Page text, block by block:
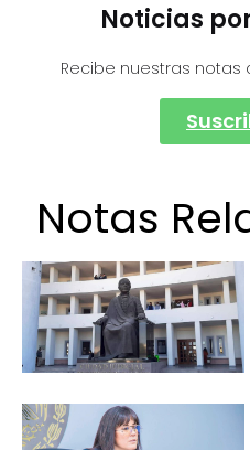
Noticias
Recibe nuestras notas
Notas